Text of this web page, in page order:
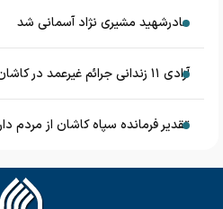
مادرشهید مشیری نژاد آسمانی شد
آزادی ۱۱ زندانی جرائم غیرعمد در کاشان
تقدیر فرمانده سپاه کاشان از مردم